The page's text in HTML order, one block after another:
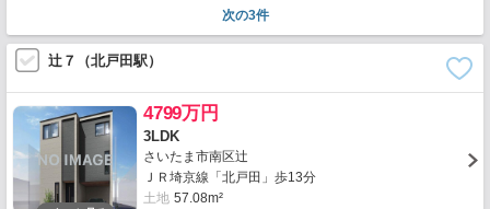
次の3件
辻７（北戸田駅）
4799万円
3LDK
さいたま市南区辻
ＪＲ埼京線「北戸田」歩13分
土地 57.08m²